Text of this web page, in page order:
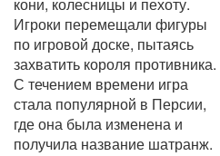
Игроки перемещали фигуры
по игровой доске, пытаясь
захватить короля противника.
С течением времени игра
стала популярной в Персии,
где она была изменена и
получила название шатранж.